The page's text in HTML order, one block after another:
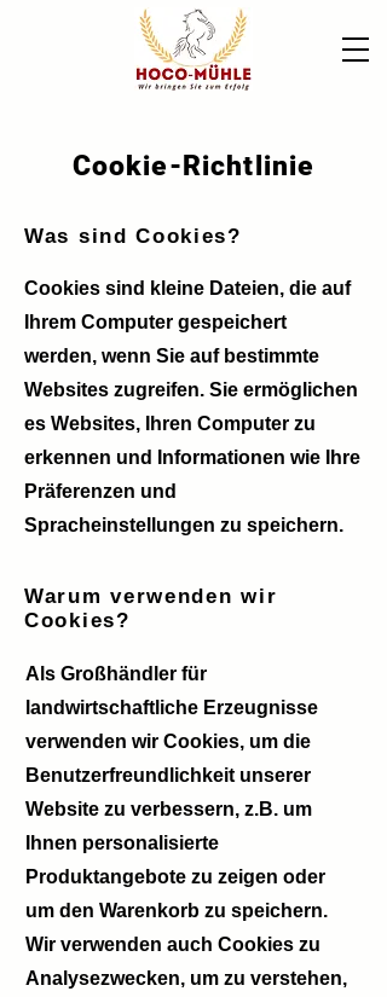
Cookie-Richtlinie
Was sind Cookies?
Cookies sind kleine Dateien, die auf
Ihrem Computer gespeichert
werden, wenn Sie auf bestimmte
Websites zugreifen. Sie ermöglichen
es Websites, Ihren Computer zu
erkennen und Informationen wie Ihre
Präferenzen und
Spracheinstellungen zu speichern.
Warum verwenden wir
Cookies?
Als Großhändler für
landwirtschaftliche Erzeugnisse
verwenden wir Cookies, um die
Benutzerfreundlichkeit unserer
Website zu verbessern, z.B. um
Ihnen personalisierte
Produktangebote zu zeigen oder
um den Warenkorb zu speichern.
Wir verwenden auch Cookies zu
Analysezwecken, um zu verstehen,